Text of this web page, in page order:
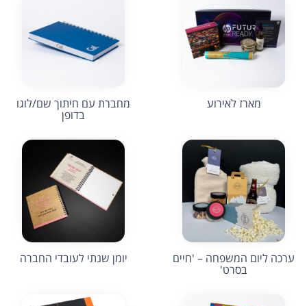
מארז לאירוע מחברת עם חיתוך שם/לוגו
בדופן
ערכה ליום המשפחה – 'חיים
בסרט'
יומן שנתי לעובדי החברה